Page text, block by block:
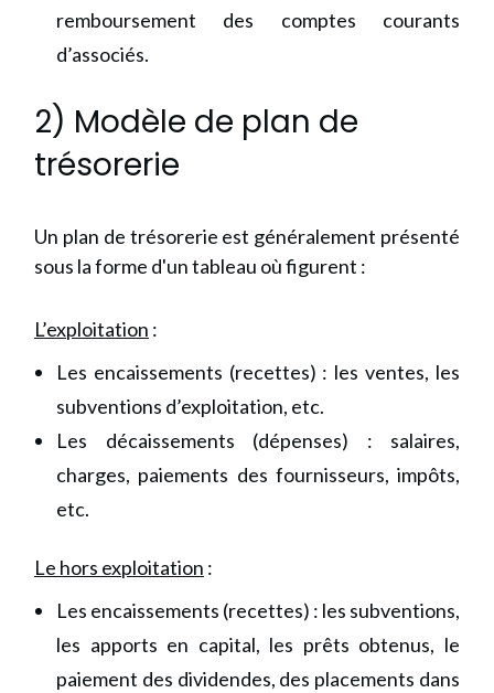
remboursement des comptes courants
d’associés.
2) Modèle de plan de
trésorerie
Un plan de trésorerie est généralement présenté
sous la forme d'un tableau où figurent :
L’exploitation :
Les encaissements (recettes) : les ventes, les
subventions d’exploitation, etc.
Les décaissements (dépenses) : salaires,
charges, paiements des fournisseurs, impôts,
etc.
Le hors exploitation :
Les encaissements (recettes) : les subventions,
les apports en capital, les prêts obtenus, le
paiement des dividendes, des placements dans